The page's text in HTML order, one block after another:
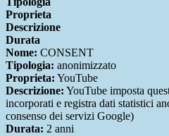
Proprieta
Descrizione
Durata
Nome: CONSENT
Tipologia: anonimizzato
Proprieta: YouTube
Descrizione: YouTube imposta
incorporati e registra dati statistici
consenso dei servizi Google)
Durata: 2 anni